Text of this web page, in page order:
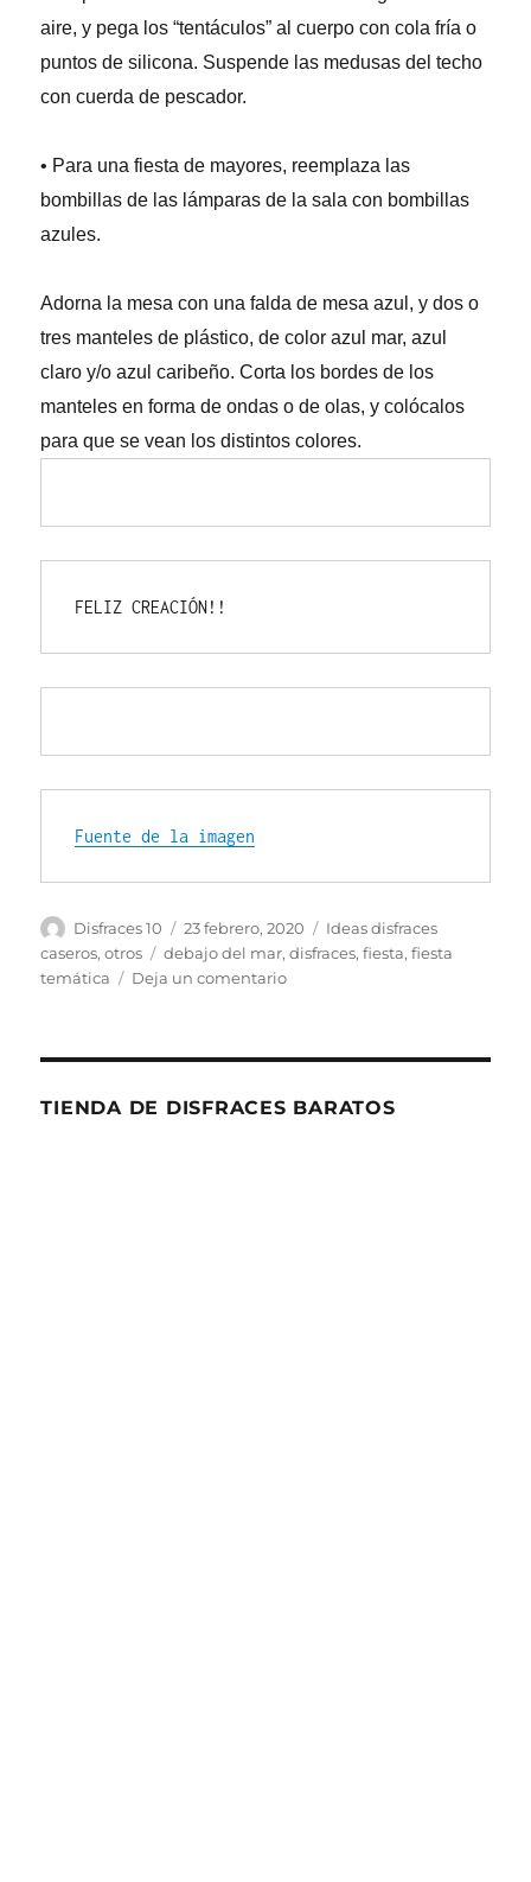
aire, y pega los “tentáculos” al cuerpo con cola fría o
puntos de silicona. Suspende las medusas del techo
con cuerda de pescador.
• Para una fiesta de mayores, reemplaza las
bombillas de las lámparas de la sala con bombillas
azules.
Adorna la mesa con una falda de mesa azul, y dos o
tres manteles de plástico, de color azul mar, azul
claro y/o azul caribeño. Corta los bordes de los
manteles en forma de ondas o de olas, y colócalos
para que se vean los distintos colores.
FELIZ CREACIÓN!!
Fuente de la imagen
Autor
Disfraces 10
Publicado
el
23 febrero, 2020 Categorías
Ideas disfraces
caseros,otros Etiquetas
debajo del mar,disfraces,fiesta,fiesta
temática
Deja un comentarioen
Mar»
TIENDA DE DISFRACES BARATOS